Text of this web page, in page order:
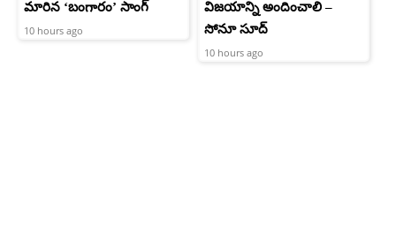
మారిన ‘బంగారం’ సాంగ్
10 hours ago
విజయాన్ని అందించాలి –
సోనూ సూద్
10 hours ago